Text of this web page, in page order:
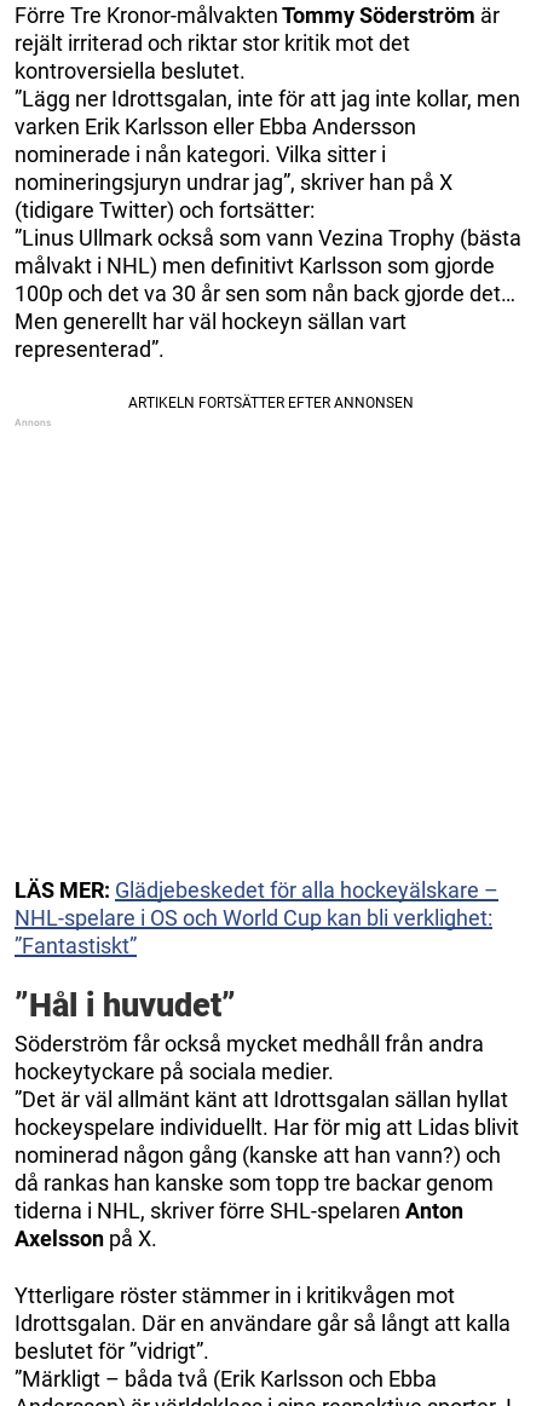
Förre Tre Kronor-målvaktenTommy Söderström är
rejält irriterad och riktar stor kritik mot det
kontroversiella beslutet.
”Lägg ner Idrottsgalan, inte för att jag inte kollar, men
varken Erik Karlsson eller Ebba Andersson
nominerade i nån kategori. Vilka sitter i
nomineringsjuryn undrar jag”, skriver han på X
(tidigare Twitter) och fortsätter:
”Linus Ullmark också som vann Vezina Trophy (bästa
målvakt i NHL) men definitivt Karlsson som gjorde
100p och det va 30 år sen som nån back gjorde det…
Men generellt har väl hockeyn sällan vart
representerad”.
LÄS MER: Glädjebeskedet för alla hockeyälskare –
NHL-spelare i OS och World Cup kan bli verklighet:
”Fantastiskt”
”Hål i huvudet”
Söderström får också mycket medhåll från andra
hockeytyckare på sociala medier.
”Det är väl allmänt känt att Idrottsgalan sällan hyllat
hockeyspelare individuellt. Har för mig att Lidas blivit
nominerad någon gång (kanske att han vann?) och
då rankas han kanske som topp tre backar genom
tiderna i NHL, skriver förre SHL-spelaren Anton
Axelsson på X.
Ytterligare röster stämmer in i kritikvågen mot
Idrottsgalan. Där en användare går så långt att kalla
beslutet för ”vidrigt”.
”Märkligt – båda två (Erik Karlsson och Ebba